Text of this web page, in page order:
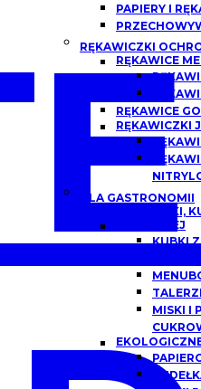
PAPIERY I
RĘKAWICZKI
RĘKAWICE
RĘKAWICE
RĘKAWICZKI
DLA GASTRONOMII
POJEMNIKI,
CUKROWEJ
KUBKI
MISKI I